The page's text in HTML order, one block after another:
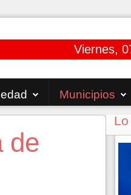
Viernes,
Municipios
de
Lo